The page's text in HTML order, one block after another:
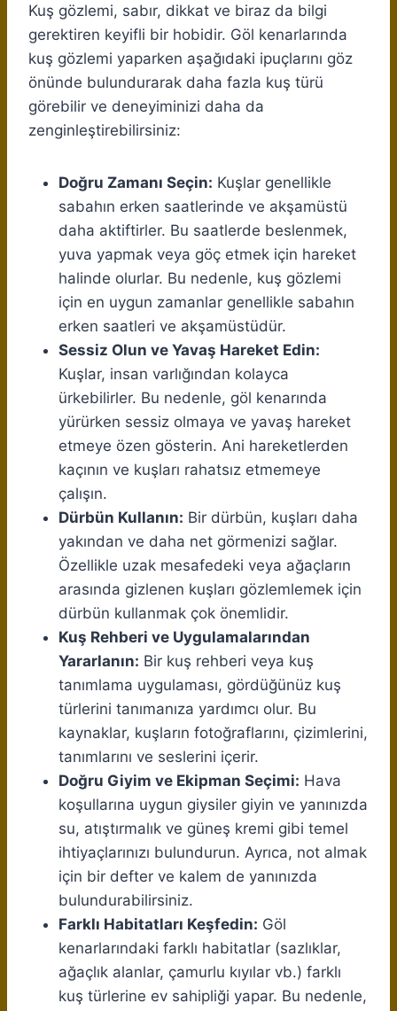
Kuş gözlemi, sabır, dikkat ve biraz da bilgi
gerektiren keyifli bir hobidir. Göl kenarlarında
kuş gözlemi yaparken aşağıdaki ipuçlarını göz
önünde bulundurarak daha fazla kuş türü
görebilir ve deneyiminizi daha da
zenginleştirebilirsiniz:
Doğru Zamanı Seçin: Kuşlar genellikle
sabahın erken saatlerinde ve akşamüstü
daha aktiftirler. Bu saatlerde beslenmek,
yuva yapmak veya göç etmek için hareket
halinde olurlar. Bu nedenle, kuş gözlemi
için en uygun zamanlar genellikle sabahın
erken saatleri ve akşamüstüdür.
Sessiz Olun ve Yavaş Hareket Edin:
Kuşlar, insan varlığından kolayca
ürkebilirler. Bu nedenle, göl kenarında
yürürken sessiz olmaya ve yavaş hareket
etmeye özen gösterin. Ani hareketlerden
kaçının ve kuşları rahatsız etmemeye
çalışın.
Dürbün Kullanın: Bir dürbün, kuşları daha
yakından ve daha net görmenizi sağlar.
Özellikle uzak mesafedeki veya ağaçların
arasında gizlenen kuşları gözlemlemek için
dürbün kullanmak çok önemlidir.
Kuş Rehberi ve Uygulamalarından
Yararlanın: Bir kuş rehberi veya kuş
tanımlama uygulaması, gördüğünüz kuş
türlerini tanımanıza yardımcı olur. Bu
kaynaklar, kuşların fotoğraflarını, çizimlerini,
tanımlarını ve seslerini içerir.
Doğru Giyim ve Ekipman Seçimi: Hava
koşullarına uygun giysiler giyin ve yanınızda
su, atıştırmalık ve güneş kremi gibi temel
ihtiyaçlarınızı bulundurun. Ayrıca, not almak
için bir defter ve kalem de yanınızda
bulundurabilirsiniz.
Farklı Habitatları Keşfedin: Göl
kenarlarındaki farklı habitatlar (sazlıklar,
ağaçlık alanlar, çamurlu kıyılar vb.) farklı
kuş türlerine ev sahipliği yapar. Bu nedenle,